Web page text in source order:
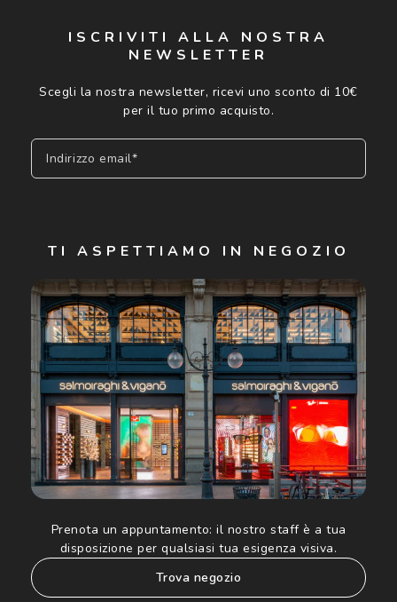
ISCRIVITI ALLA NOSTRA
NEWSLETTER
Scegli la nostra newsletter, ricevi uno sconto di 10€
per il tuo primo acquisto.
Indirizzo email*
Cliccando su "Iscriviti", confermo di avere più di 16 anni e
acconsento all'utilizzo dei miei Dati Personali da parte di
Luxottica Group S.p.A. per l'invio di offerte speciali, novità
ed altre comunicazioni di carattere pubblicitario (consultare
Informativa sulla privacyper ulteriori informazioni).
TI ASPETTIAMO IN NEGOZIO
Prenota un appuntamento: il nostro staff è a tua
disposizione per qualsiasi tua esigenza visiva.
trova negozio